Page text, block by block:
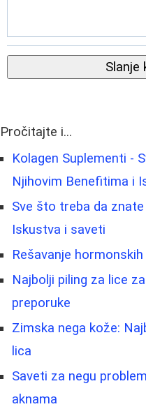
Slanje
Pročitajte i...
Kolagen Suplementi -
Njihovim Benefitima i
Sve što treba da
Iskustva i saveti
Rešavanje
Najbolji piling za lice
preporuke
Zimska nega kože:
lica
Saveti za negu
aknama